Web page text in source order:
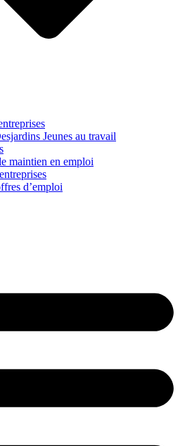
Jeunes au travail
maintien en emploi
d’emploi